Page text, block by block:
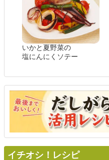
いかと夏野菜の
塩にんにくソテー
イチオシ！レシピ